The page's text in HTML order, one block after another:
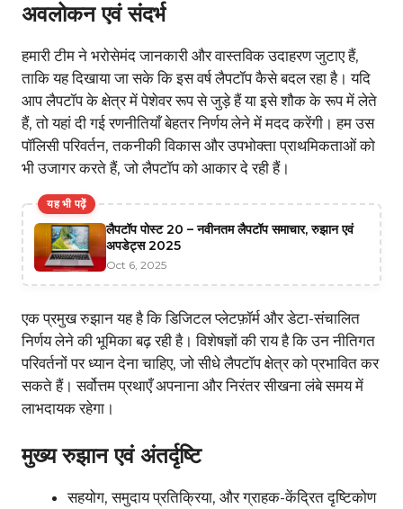
अवलोकन एवं संदर्भ
हमारी टीम ने भरोसेमंद जानकारी और वास्तविक उदाहरण जुटाए हैं,
ताकि यह दिखाया जा सके कि इस वर्ष लैपटॉप कैसे बदल रहा है। यदि
आप लैपटॉप के क्षेत्र में पेशेवर रूप से जुड़े हैं या इसे शौक के रूप में लेते
हैं, तो यहां दी गई रणनीतियाँ बेहतर निर्णय लेने में मदद करेंगी। हम उस
पॉलिसी परिवर्तन, तकनीकी विकास और उपभोक्ता प्राथमिकताओं को
भी उजागर करते हैं, जो लैपटॉप को आकार दे रही हैं।
यह भी पढ़ें
लैपटॉप पोस्ट 20 – नवीनतम लैपटॉप समाचार, रुझान एवं
अपडेट्स 2025
Oct 6, 2025
एक प्रमुख रुझान यह है कि डिजिटल प्लेटफ़ॉर्म और डेटा-संचालित
निर्णय लेने की भूमिका बढ़ रही है। विशेषज्ञों की राय है कि उन नीतिगत
परिवर्तनों पर ध्यान देना चाहिए, जो सीधे लैपटॉप क्षेत्र को प्रभावित कर
सकते हैं। सर्वोत्तम प्रथाएँ अपनाना और निरंतर सीखना लंबे समय में
लाभदायक रहेगा।
मुख्य रुझान एवं अंतर्दृष्टि
सहयोग, समुदाय प्रतिक्रिया, और ग्राहक-केंद्रित दृष्टिकोण